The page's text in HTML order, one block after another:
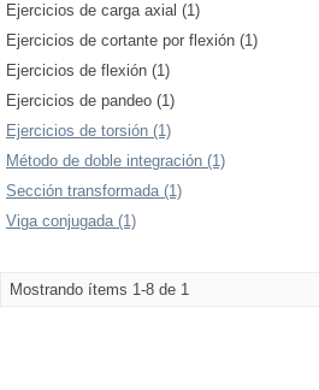
Ejercicios de carga axial (1)
Ejercicios de cortante por flexión (1)
Ejercicios de flexión (1)
Ejercicios de pandeo (1)
Ejercicios de torsión (1)
Método de doble integración (1)
Sección transformada (1)
Viga conjugada (1)
Mostrando ítems 1-8 de 1